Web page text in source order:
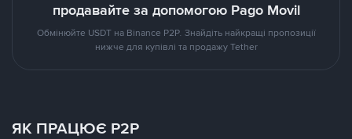
продавайте за допомогою Pago Movil
Обмінюйте USDT на Binance P2P. Знайдіть найкращі пропозиції
нижче для купівлі та продажу Tether
ЯК ПРАЦЮЄ P2P